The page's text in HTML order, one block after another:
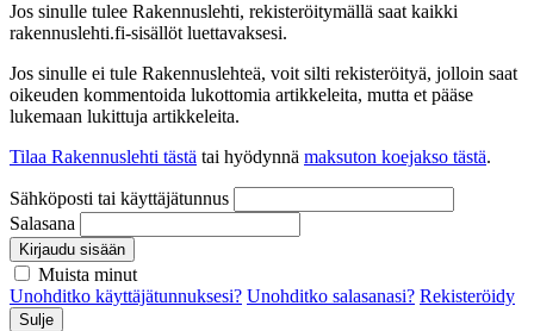
Jos sinulle tulee Rakennuslehti, rekisteröitymällä saat kaikki
rakennuslehti.fi-sisällöt luettavaksesi.
Jos sinulle ei tule Rakennuslehteä, voit silti rekisteröityä, jolloin saat
oikeuden kommentoida lukottomia artikkeleita, mutta et pääse
lukemaan lukittuja artikkeleita.
Tilaa Rakennuslehti tästä tai hyödynnä maksuton koejakso tästä.
Sähköposti tai käyttäjätunnus
Salasana
Kirjaudu sisään
Muista minut
Unohditko käyttäjätunnuksesi? Unohditko salasanasi? Rekisteröidy
Sulje